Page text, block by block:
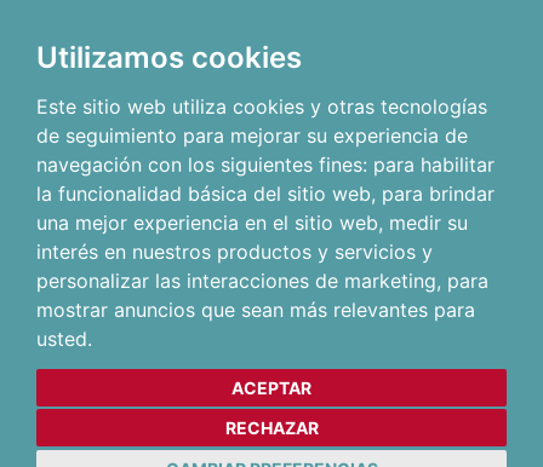
Utilizamos cookies
Este sitio web utiliza cookies y otras tecnologías
de seguimiento para mejorar su experiencia de
navegación con los siguientes fines: para habilitar
la funcionalidad básica del sitio web, para brindar
una mejor experiencia en el sitio web, medir su
interés en nuestros productos y servicios y
personalizar las interacciones de marketing, para
mostrar anuncios que sean más relevantes para
usted.
ACEPTAR
RECHAZAR